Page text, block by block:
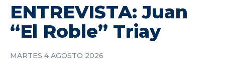
ENTREVISTA: Juan
“El Roble” Triay
MARTES 4 AGOSTO 2026